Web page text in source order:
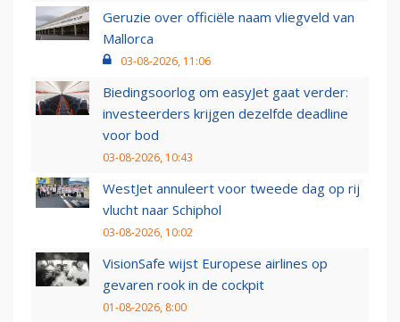
Geruzie over officiële naam vliegveld van
Mallorca
03-08-2026, 11:06
Biedingsoorlog om easyJet gaat verder:
investeerders krijgen dezelfde deadline
voor bod
03-08-2026, 10:43
WestJet annuleert voor tweede dag op rij
vlucht naar Schiphol
03-08-2026, 10:02
VisionSafe wijst Europese airlines op
gevaren rook in de cockpit
01-08-2026, 8:00